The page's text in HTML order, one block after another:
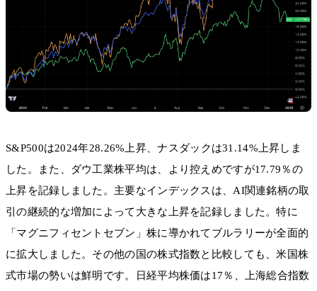
S&P500は2024年28.26%上昇、ナスダックは31.14%上昇しま
した。また、ダウ工業株平均は、より控えめですが17.79％の
上昇を記録しました。主要なインデックスは、AI関連銘柄の取
引の継続的な増加によって大きな上昇を記録しました。特に
「マグニフィセントセブン」株に導かれてブルラリーが全面的
に拡大しました。その他の国の株式指数と比較しても、米国株
式市場の勢いは鮮明です。日経平均株価は17％、上海総合指数